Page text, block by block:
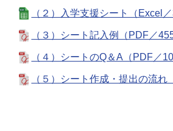
（２）入学支援シート（Excel／
（３）シート記入例（PDF／
（４）シートのQ＆A（PDF／
（５）シート作成・提出の流れ